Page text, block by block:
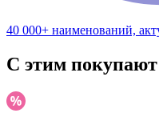
40 000+ наименований,
С этим